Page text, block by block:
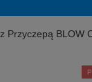
Przyczepą BLOW